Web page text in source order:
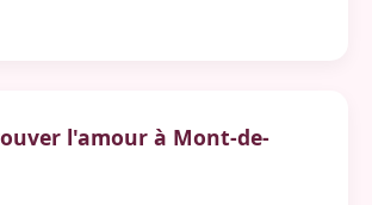
l'amour à Mont-de-